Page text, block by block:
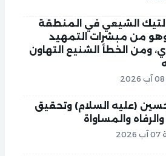
الشيعي في المنطقة
من مبشرات التمهيد
ومن الخطأ الشنيع التهاون
(عليه السلام) وتحقيق
والرفاه والمساواة